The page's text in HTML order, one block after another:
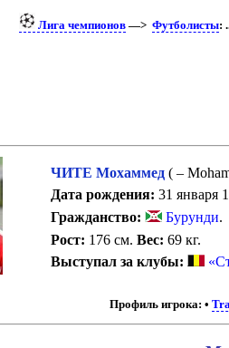
Лига чемпионов—> Футболисты:
ЧИТЕ Мохаммед( –
Дата рождения: 31 января
Гражданство:
Бурунди.
Рост: 176 см. Вес: 69 кг.
Выступал за клубы:
Профиль игрока: •